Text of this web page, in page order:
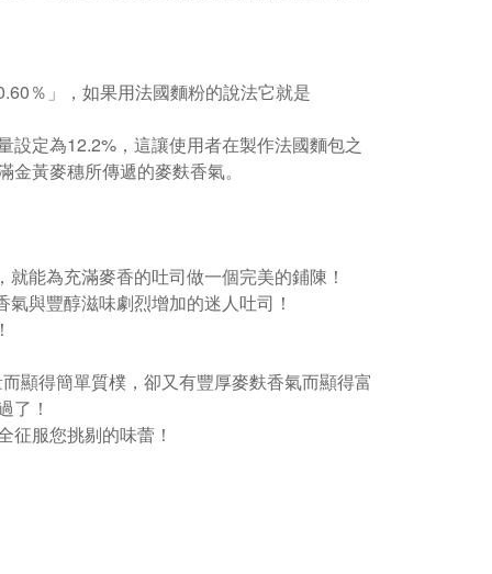
％」，如果用法國麵粉的說法它就是
設定為12.2%，這讓使用者在製作法國麵包之
黃麥穗所傳遞的麥麩香氣。
能為充滿麥香的吐司做一個完美的鋪陳！
與豐醇滋味劇烈增加的迷人吐司！
顯得簡單質樸，卻又有豐厚麥麩香氣而顯得富
了！
征服您挑剔的味蕾！